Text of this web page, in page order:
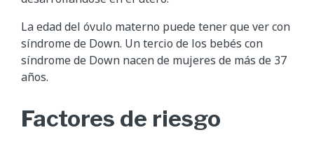
La edad del óvulo materno puede tener que ver con
síndrome de Down. Un tercio de los bebés con
síndrome de Down nacen de mujeres de más de 37
años.
Factores de riesgo